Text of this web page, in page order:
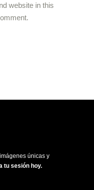
website in this
únicas y
tu sesión hoy.